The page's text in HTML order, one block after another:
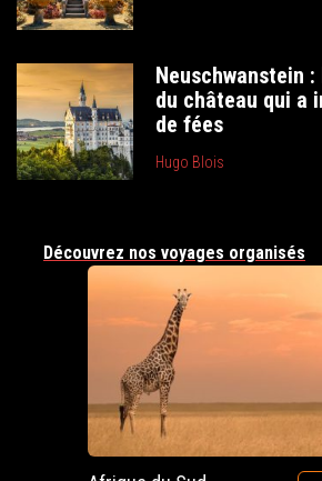
Neuschwanstein
du château qui a
de fées
Hugo Blois
Découvrez nos voyages organisés